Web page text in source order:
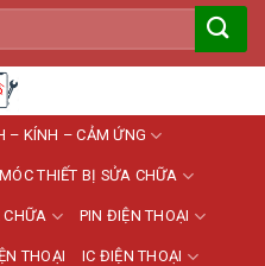
– KÍNH – CẢM ỨNG
THIẾT BỊ SỬA CHỮA
CHỮA PIN ĐIỆN THOẠI
THOẠI IC ĐIỆN THOẠI